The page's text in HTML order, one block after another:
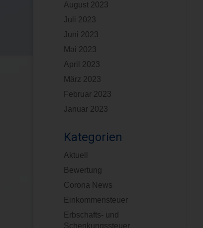
August 2023
Juli 2023
Juni 2023
Mai 2023
April 2023
März 2023
Februar 2023
Januar 2023
Kategorien
Aktuell
Bewertung
Corona News
Einkommensteuer
Erbschafts- und
Schenkungssteuer